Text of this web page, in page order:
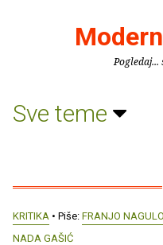
Pogledaj...
Sve teme
KRITIKA • Piše: FRANJO
NADA GAŠIĆ